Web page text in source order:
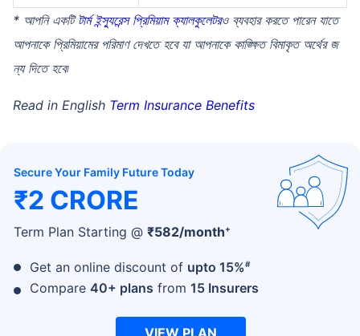
* আপনি একটিটার্ম ইন্স্যুরেন্স প্রিমিয়াম ক্যালকুলেটরও ব্যবহার করতে পারেন যাতে
আপনাকে প্রিমিয়ামের পরিমাণ দেখতে হবে যা আপনাকে কাঙ্ক্ষিত বিমাকৃত অর্থের জ
ন্য দিতে হবে৷
Read in English Term Insurance Benefits
Secure Your Family Future Today
₹2 CRORE
Term Plan Starting @ ₹582/month+
Get an online discount of upto 15%#
Compare 40+ plans from 15 Insurers